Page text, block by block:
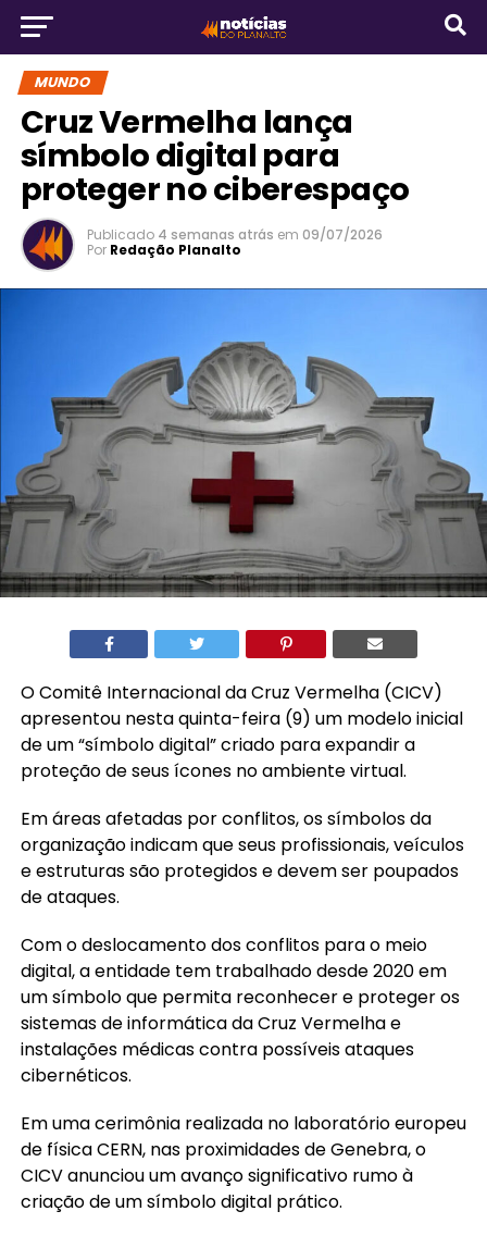
MUNDO
Cruz Vermelha lança
símbolo digital para
proteger no ciberespaço
Publicado 4 semanas atrás em 09/07/2026
Por Redação Planalto
O Comitê Internacional da Cruz Vermelha (CICV)
apresentou nesta quinta-feira (9) um modelo inicial
de um “símbolo digital” criado para expandir a
proteção de seus ícones no ambiente virtual.
Em áreas afetadas por conflitos, os símbolos da
organização indicam que seus profissionais, veículos
e estruturas são protegidos e devem ser poupados
de ataques.
Com o deslocamento dos conflitos para o meio
digital, a entidade tem trabalhado desde 2020 em
um símbolo que permita reconhecer e proteger os
sistemas de informática da Cruz Vermelha e
instalações médicas contra possíveis ataques
cibernéticos.
Em uma cerimônia realizada no laboratório europeu
de física CERN, nas proximidades de Genebra, o
CICV anunciou um avanço significativo rumo à
criação de um símbolo digital prático.